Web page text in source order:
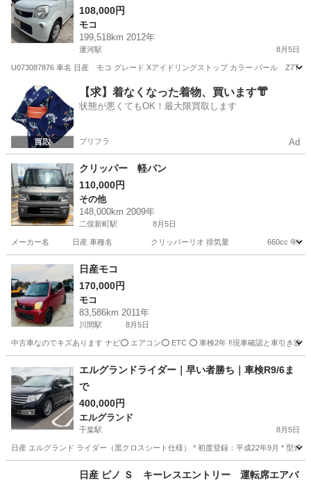
ok バックカメラ♩不具合なし！
108,000円
モコ
199,518km 2012年
運河駅 8月5日
U073087876 車名 日産 モコ グレード Xアイドリングストップ カラー パール Z7T 年
千葉 野田市 運河駅 モコ 車両
【求】着なくなった着物、買います👘
状態が悪くてもOK！最大限買取します
プリフラ Ad
クリッパー 軽バン
110,000円
その他
148,000km 2009年
二俣新町駅 8月5日
メーカー名 日産 車種名 クリッパーリオ 排気量 660cc 年
千葉 市川市 二俣新町駅
日産モコ
170,000円
モコ
83,586km 2011年
川間駅 8月5日
中古車なのでキズあります ナビ⭕️ エアコン⭕️ ETC ⭕️ 車検2年 ‼️現車確認と車引き
川間駅 モコ
エルグランドライダー｜早い者勝ち｜車検R9/6ま
で
400,000円
エルグランド
千葉駅 8月5日
日産 エルグランド ライダー（黒クロスシート仕様） * 初度登録：平成22年9月 * 型式
千葉駅 エルグランド 走行距離
日産 ピノ Ｓ キーレスエントリー 運転席エアバ